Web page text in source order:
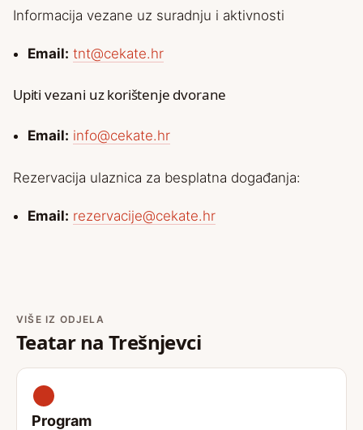
Informacija vezane uz suradnju i aktivnosti
Email: tnt@cekate.hr
Upiti vezani uz korištenje dvorane
Email: info@cekate.hr
Rezervacija ulaznica za besplatna događanja:
Email: rezervacije@cekate.hr
VIŠE IZ ODJELA
Teatar na Trešnjevci
Program